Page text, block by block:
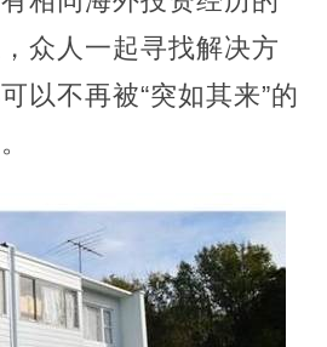
众人一起寻找解决方
以不再被“突如其来”的